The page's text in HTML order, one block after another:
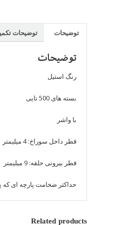
توضیحات توضیحات
توضیحات
رنگ استیل
بسته های 500 تایی
با واشر
قطر داخل سوراخ: 4 میلیمتر
قطر بیرونی حلقه: 9 میلیمتر
حداکثر ضخامت پارچه ای که پرچ
Related products